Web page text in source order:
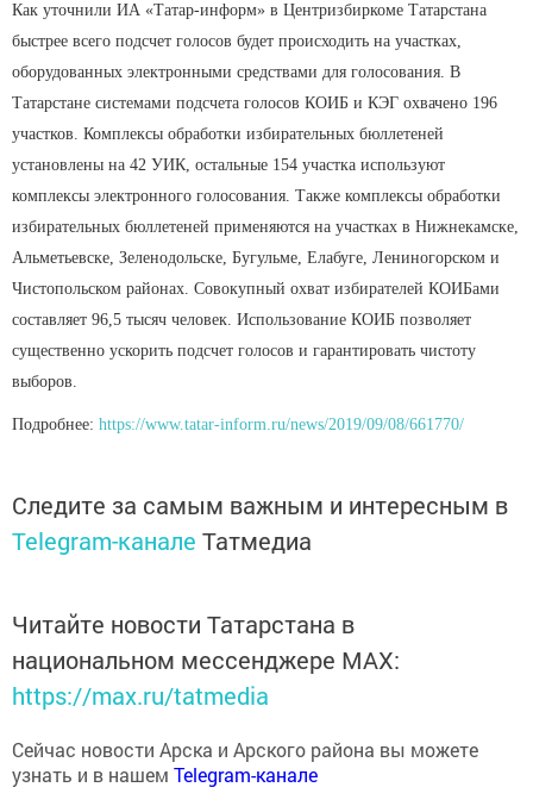
Как уточнили ИА «Татар-информ» в Центризбиркоме Татарстана
быстрее всего подсчет голосов будет происходить на участках,
оборудованных электронными средствами для голосования. В
Татарстане системами подсчета голосов КОИБ и КЭГ охвачено 196
участков. Комплексы обработки избирательных бюллетеней
установлены на 42 УИК, остальные 154 участка используют
комплексы электронного голосования. Также комплексы обработки
избирательных бюллетеней применяются на участках в Нижнекамске,
Альметьевске, Зеленодольске, Бугульме, Елабуге, Лениногорском и
Чистопольском районах. Совокупный охват избирателей КОИБами
составляет 96,5 тысяч человек. Использование КОИБ позволяет
существенно ускорить подсчет голосов и гарантировать чистоту
выборов.
Подробнее: https://www.tatar-inform.ru/news/2019/09/08/661770/
Следите за самым важным и интересным в
Telegram-канале Татмедиа
Читайте новости Татарстана в
национальном мессенджере MАХ:
https://max.ru/tatmedia
Сейчас новости Арска и Арского района вы можете
узнать и в нашем Telegram-канале